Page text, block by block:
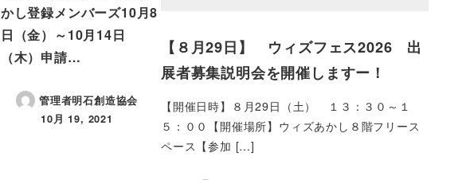
かし登録メンバーズ10月8
日（金）～10月14日
（木）申請…
管理者明石創造協会
投稿日
10月 19, 2021
【８月29日】 ウィズフェス2026 出
展者募集説明会を開催しますー！
【開催日時】８月29日（土） １３：３０～１
５：００【開催場所】ウィズあかし８階フリース
ペース【参加 […]